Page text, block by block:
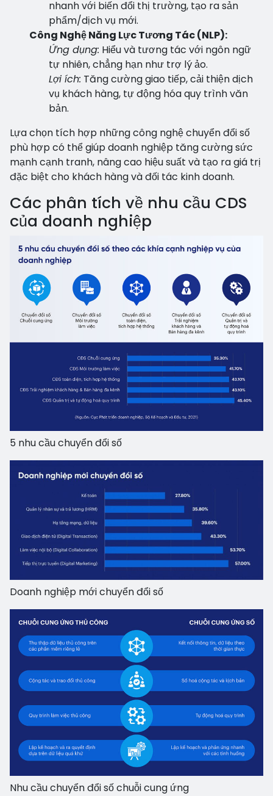
nhanh với biến đổi thị trường, tạo ra sản
phẩm/dịch vụ mới.
Công Nghệ Năng Lực Tương Tác (NLP):
Ứng dụng: Hiểu và tương tác với ngôn ngữ
tự nhiên, chẳng hạn như trợ lý ảo.
Lợi ích: Tăng cường giao tiếp, cải thiện dịch
vụ khách hàng, tự động hóa quy trình văn
bản.
Lựa chọn tích hợp những công nghệ chuyển đổi số
phù hợp có thể giúp doanh nghiệp tăng cường sức
mạnh cạnh tranh, nâng cao hiệu suất và tạo ra giá trị
đặc biệt cho khách hàng và đối tác kinh doanh.
Các phân tích về nhu cầu CDS
của doanh nghiệp
5 nhu cầu chuyển đổi số
Doanh nghiệp mới chuyển đổi số
Nhu cầu chuyển đổi số chuỗi cung ứng